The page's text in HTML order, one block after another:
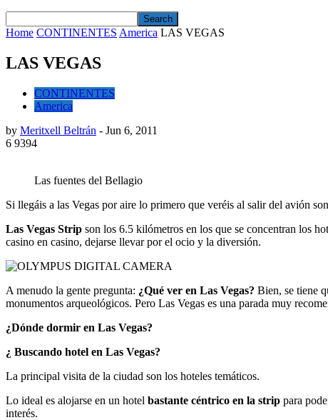
Home CONTINENTES America LAS VEGAS
LAS VEGAS
CONTINENTES
America
by Meritxell Beltrán - Jun 6, 2011
6 9394
Las fuentes del Bellagio
Si llegáis a las Vegas por aire lo primero que veréis al salir del avión
Las Vegas Strip son los 6.5 kilómetros en los que se concentran los
casino en casino, dejarse llevar por el ocio y la diversión.
A menudo la gente pregunta: ¿Qué ver en Las Vegas? Bien, se tiene
monumentos arqueológicos. Pero Las Vegas es una parada muy
¿Dónde dormir en Las Vegas?
¿ Buscando hotel en Las Vegas?
La principal visita de la ciudad son los hoteles temáticos.
Lo ideal es alojarse en un hotel bastante céntrico en la strip para
interés.